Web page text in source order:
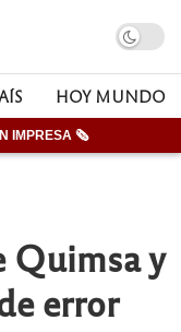
HOY MUNDO
IMPRESA 🗞
Quimsa y
error